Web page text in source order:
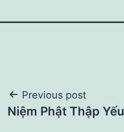
Post
navigation
Previous post
Niệm Phật Thập Yếu